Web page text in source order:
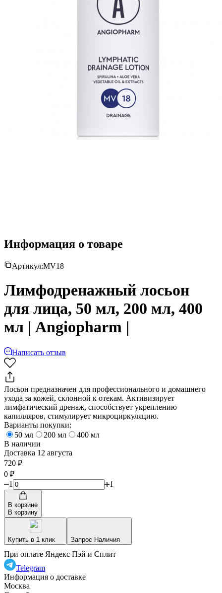
Информация о товаре
Артикул:MV18
Лимфодренажный лосьон
для лица, 50 мл, 200 мл, 400
мл | Angiopharm |
Написать отзыв
Лосьон предназначен для профессионального и домашнего
ухода за кожей, склонной к отекам. Активизирует
лимфатический дренаж, способствует укреплению
капилляров, стимулирует микроциркуляцию.
Варианты покупки:
50 мл
200 мл
400 мл
В наличии
Доставка 12 августа
720 ₽
0 ₽
1
1
В корзине
В корзину
Купить в 1 клик Запрос Наличия
При оплате Яндекс Пэй и Сплит
Telegram
Информация о доставке
Москва